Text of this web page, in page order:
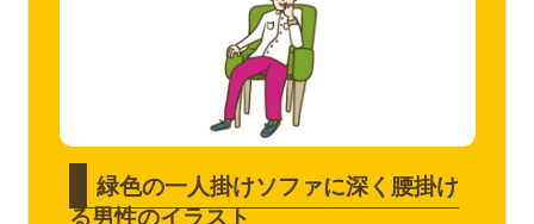
緑色の一人掛けソファに深く腰掛け
る男性のイラスト